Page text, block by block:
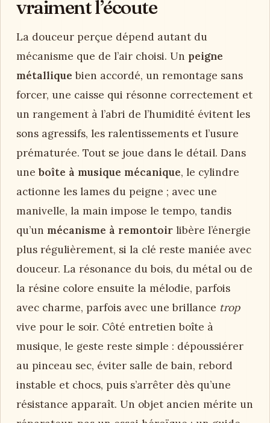
vraiment l’écoute
La douceur perçue dépend autant du
mécanisme que de l’air choisi. Un peigne
métallique bien accordé, un remontage sans
forcer, une caisse qui résonne correctement et
un rangement à l’abri de l’humidité évitent les
sons agressifs, les ralentissements et l’usure
prématurée. Tout se joue dans le détail. Dans
uneboîte à musique mécanique, le cylindre
actionne les lames du peigne ; avec une
manivelle, la main impose le tempo, tandis
qu’un mécanisme à remontoir libère l’énergie
plus régulièrement, si la clé reste maniée avec
douceur. La résonance du bois, du métal ou de
la résine colore ensuite la mélodie, parfois
avec charme, parfois avec une brillance trop
vive pour le soir. Côté entretien boîte à
musique, le geste reste simple : dépoussiérer
au pinceau sec, éviter salle de bain, rebord
instable et chocs, puis s’arrêter dès qu’une
résistance apparaît. Un objet ancien mérite un